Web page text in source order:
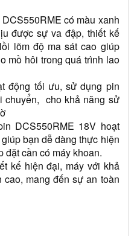
có màu xanh
được sự va đập, thiết kế
lõm độ ma sát cao giúp
mồ hôi trong quá trình lao
động tối ưu, sử dụng pin
cho khả năng sử
DCS550RME 18V hoạt
bạn dễ dàng thực hiện
đặt cần có máy khoan.
kế hiện đại, máy với khả
mang đến sự an toàn